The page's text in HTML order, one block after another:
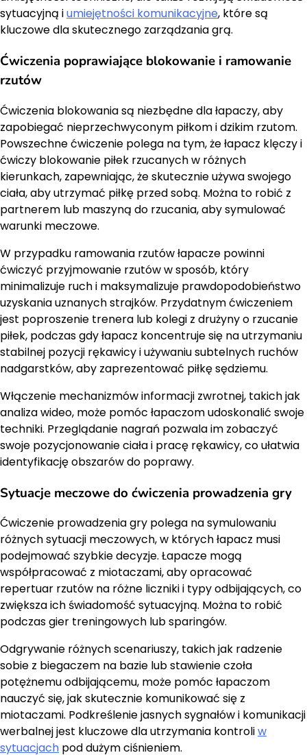
sytuacyjną iumiejętności komunikacyjne, które są
kluczowe dla skutecznego zarządzania grą.
Ćwiczenia poprawiające blokowanie i ramowanie
rzutów
Ćwiczenia blokowania są niezbędne dla łapaczy, aby
zapobiegać nieprzechwyconym piłkom i dzikim rzutom.
Powszechne ćwiczenie polega na tym, że łapacz klęczy i
ćwiczy blokowanie piłek rzucanych w różnych
kierunkach, zapewniając, że skutecznie używa swojego
ciała, aby utrzymać piłkę przed sobą. Można to robić z
partnerem lub maszyną do rzucania, aby symulować
warunki meczowe.
W przypadku ramowania rzutów łapacze powinni
ćwiczyć przyjmowanie rzutów w sposób, który
minimalizuje ruch i maksymalizuje prawdopodobieństwo
uzyskania uznanych strajków. Przydatnym ćwiczeniem
jest poproszenie trenera lub kolegi z drużyny o rzucanie
piłek, podczas gdy łapacz koncentruje się na utrzymaniu
stabilnej pozycji rękawicy i używaniu subtelnych ruchów
nadgarstków, aby zaprezentować piłkę sędziemu.
Włączenie mechanizmów informacji zwrotnej, takich jak
analiza wideo, może pomóc łapaczom udoskonalić swoje
techniki. Przeglądanie nagrań pozwala im zobaczyć
swoje pozycjonowanie ciała i pracę rękawicy, co ułatwia
identyfikację obszarów do poprawy.
Sytuacje meczowe do ćwiczenia prowadzenia gry
Ćwiczenie prowadzenia gry polega na symulowaniu
różnych sytuacji meczowych, w których łapacz musi
podejmować szybkie decyzje. Łapacze mogą
współpracować z miotaczami, aby opracować
repertuar rzutów na różne liczniki i typy odbijających, co
zwiększa ich świadomość sytuacyjną. Można to robić
podczas gier treningowych lub sparingów.
Odgrywanie różnych scenariuszy, takich jak radzenie
sobie z biegaczem na bazie lub stawienie czoła
potężnemu odbijającemu, może pomóc łapaczom
nauczyć się, jak skutecznie komunikować się z
miotaczami. Podkreślenie jasnych sygnałów i komunikacji
werbalnej jest kluczowe dla utrzymania kontroliw
sytuacjach pod dużym ciśnieniem.